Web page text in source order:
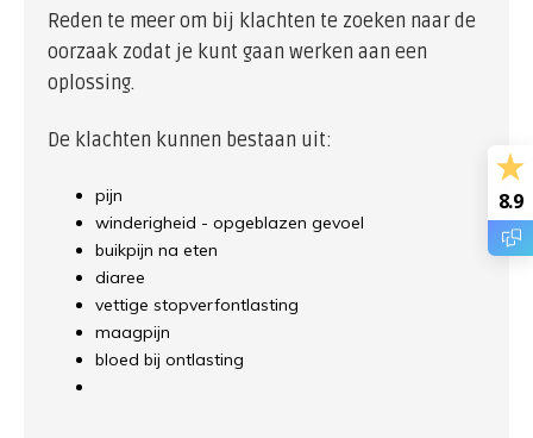
Reden te meer om bij klachten te zoeken naar de
oorzaak zodat je kunt gaan werken aan een
oplossing.
De klachten kunnen bestaan uit:
pijn
winderigheid - opgeblazen gevoel
buikpijn na eten
diaree
vettige stopverfontlasting
maagpijn
bloed bij ontlasting
8.9